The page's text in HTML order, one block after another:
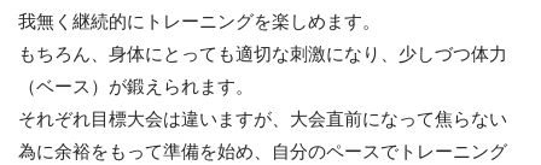
我無く継続的にトレーニングを楽しめます。
もちろん、身体にとっても適切な刺激になり、少しづつ体力
（ベース）が鍛えられます。
それぞれ目標大会は違いますが、大会直前になって焦らない
為に余裕をもって準備を始め、自分のペースでトレーニング